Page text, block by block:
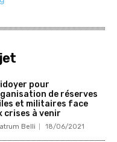
pour
de réserves
et militaires face
crises à venir
Belli 18/06/2021